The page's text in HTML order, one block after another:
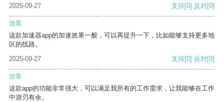
2025-09-27 支持[0] 反对[0]
游客
这款加速器app的加速效果一般，可以再提升一下，比如能够支持更多地
区的线路。
2025-09-27
支持[0] 反对[0]
游客
这款app的功能非常强大，可以满足我所有的工作需求，让我能够在工作
中游刃有余。